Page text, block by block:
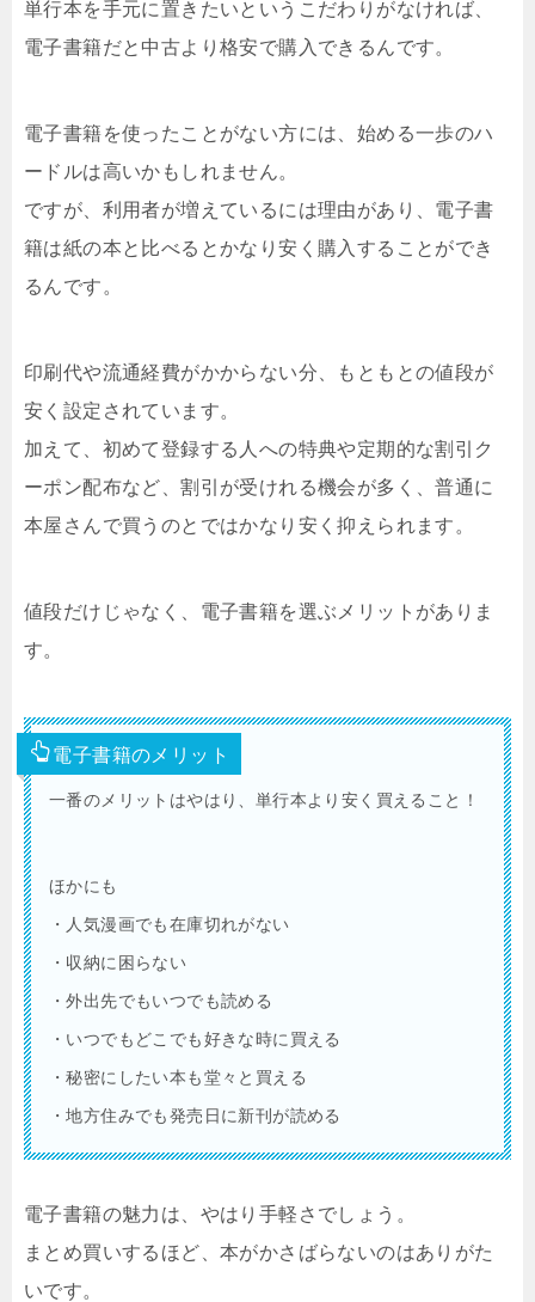
単行本を手元に置きたいというこだわりがなければ、
電子書籍だと中古より格安で購入できるんです。
電子書籍を使ったことがない方には、始める一歩のハ
ードルは高いかもしれません。
ですが、利用者が増えているには理由があり、電子書
籍は紙の本と比べるとかなり安く購入することができ
るんです。
印刷代や流通経費がかからない分、もともとの値段が
安く設定されています。
加えて、初めて登録する人への特典や定期的な割引ク
ーポン配布など、割引が受けれる機会が多く、普通に
本屋さんで買うのとではかなり安く抑えられます。
値段だけじゃなく、電子書籍を選ぶメリットがありま
す。
電子書籍のメリット
一番のメリットはやはり、単行本より安く買えること！
ほかにも
・人気漫画でも在庫切れがない
・収納に困らない
・外出先でもいつでも読める
・いつでもどこでも好きな時に買える
・秘密にしたい本も堂々と買える
・地方住みでも発売日に新刊が読める
電子書籍の魅力は、やはり手軽さでしょう。
まとめ買いするほど、本がかさばらないのはありがた
いです。